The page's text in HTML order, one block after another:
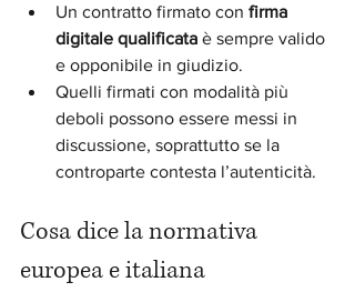
Un contratto firmato con firma
digitale qualificata è sempre valido
e opponibile in giudizio.
Quelli firmati con modalità più
deboli possono essere messi in
discussione, soprattutto se la
controparte contesta l’autenticità.
Cosa dice la normativa
europea e italiana